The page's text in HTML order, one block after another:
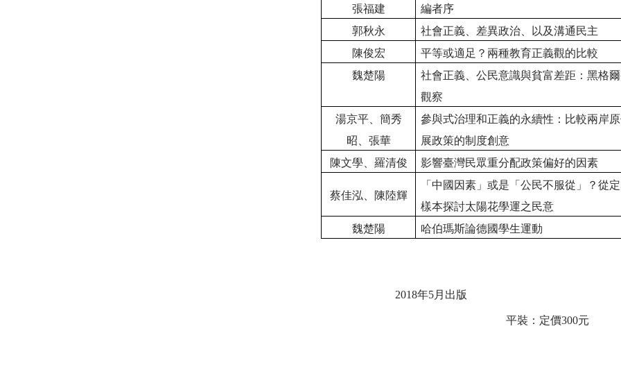
張福建
編者序
郭秋永
社會正義、差異政治、以及溝通民主
陳俊宏
平等或適足？兩種教育正義觀的比較
魏楚陽
社會正義、公民意識與貧富差距：黑格
觀察
湯京平、簡秀
昭、張華
參與式治理和正義的永續性：比較兩岸
展政策的制度創意
陳文學、羅清俊
影響臺灣民眾重分配政策偏好的因素
蔡佳泓、陳陸輝
「中國因素」或是「公民不服從」？從
樣本探討太陽花學運之民意
魏楚陽
哈伯瑪斯論德國學生運動
2018年5月出版
平裝：定價300元